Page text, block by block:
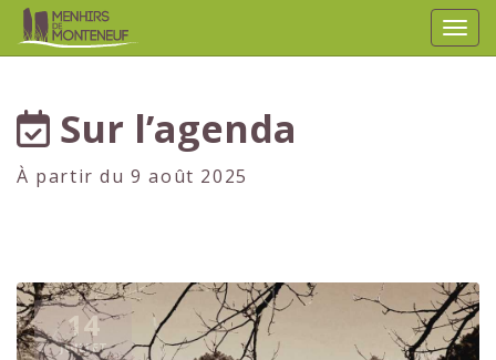
Sur l’agenda
À partir du 9 août 2025
14
JUILLET